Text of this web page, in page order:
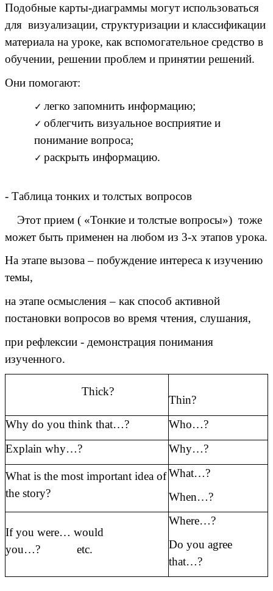
Подобные карты-диаграммы могут использоваться
для визуализации, структуризации и классификации
материала на уроке, как вспомогательное средство в
обучении, решении проблем и принятии решений.
Они помогают:
легко запомнить информацию;
облегчить визуальное восприятие и
понимание вопроса;
раскрыть информацию.
- Таблица тонких и толстых вопросов
Этот прием ( «Тонкие и толстые вопросы») тоже
может быть применен на любом из 3-х этапов урока.
На этапе вызова – побуждение интереса к изучению
темы,
на этапе осмысления – как способ активной
постановки вопросов во время чтения, слушания,
при рефлексии - демонстрация понимания
изученного.
Thick?
Thin?
Why do you think that…?
Who…?
Explain why…?
Why…?
What is the most important idea of
the story?
What…?
When…?
If you were… would
you…? etc.
Where…?
Do you agree
that…?